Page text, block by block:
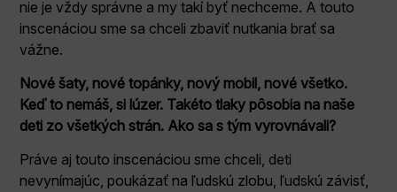
nie je vždy správne a my takí byť nechceme. A touto
inscenáciou sme sa chceli zbaviť nutkania brať sa
vážne.
Nové šaty, nové topánky, nový mobil, nové všetko.
Keď to nemáš, si lúzer. Takéto tlaky pôsobia na naše
deti zo všetkých strán. Ako sa s tým vyrovnávali?
Práve aj touto inscenáciou sme chceli, deti
nevynímajúc, poukázať na ľudskú zlobu, ľudskú závisť,